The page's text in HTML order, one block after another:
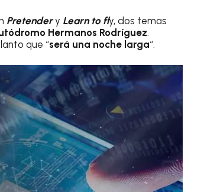
Pretendery Learn to fly, dos temas
Hermanos Rodríguez.
que “será una noche larga“.